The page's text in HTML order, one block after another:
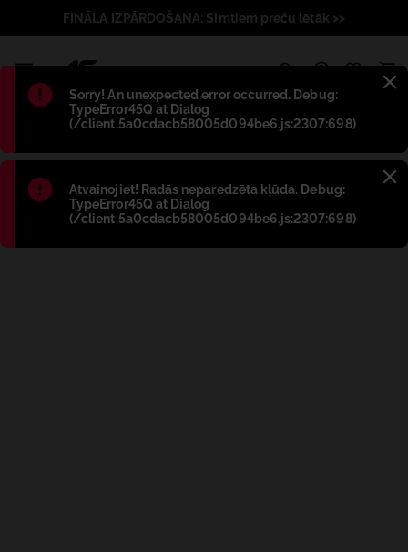
Błąd:
Sorry! An unexpected error occurred. Debug:
TypeError45Q at Dialog
(/client.5a0cdacb58005d094be6.js:2307:698)
Błąd:
Atvainojiet! Radās neparedzēta kļūda. Debug:
TypeError45Q at Dialog
(/client.5a0cdacb58005d094be6.js:2307:698)
FINĀLA IZPĀRDOŠANA: Simtiem preču lētāk >>